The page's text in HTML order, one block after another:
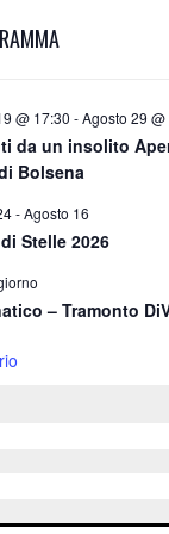
@ 17:30 -Agosto 29 @
da un insolito
Bolsena
-Agosto 16
Stelle 2026
– Tramonto